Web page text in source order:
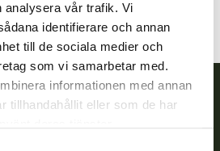
analysera vår trafik. Vi
identifierare och annan
till de sociala medier och
som vi samarbetar med.
informationen med annan
tillhandahållit eller som de har